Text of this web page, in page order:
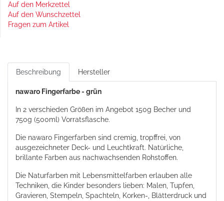
Auf den Merkzettel
Auf den Wunschzettel
Fragen zum Artikel
Beschreibung Hersteller
nawaro Fingerfarbe - grün
In 2 verschieden Größen im Angebot 150g Becher und
750g (500ml) Vorratsflasche.
Die nawaro Fingerfarben sind cremig, tropffrei, von
ausgezeichneter Deck- und Leuchtkraft. Natürliche,
brillante Farben aus nachwachsenden Rohstoffen.
Die Naturfarben mit Lebensmittelfarben erlauben alle
Techniken, die Kinder besonders lieben: Malen, Tupfen,
Gravieren, Stempeln, Spachteln, Korken-, Blätterdruck und